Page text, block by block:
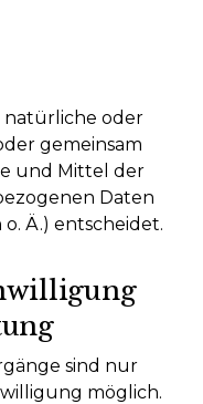
natürliche oder
gemeinsam
und Mittel der
Daten
o. Ä.) entscheidet.
sind nur
möglich.